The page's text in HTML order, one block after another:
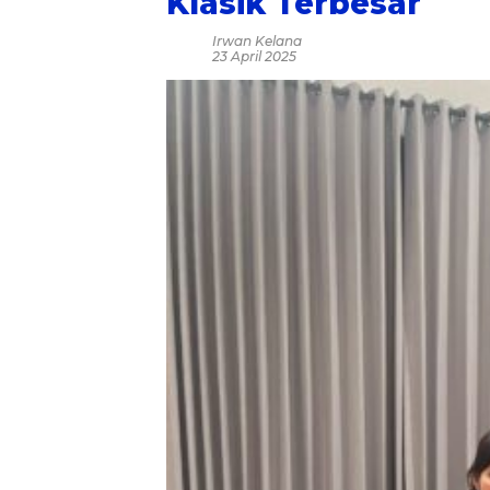
Irwan Kelana
23 April 2025